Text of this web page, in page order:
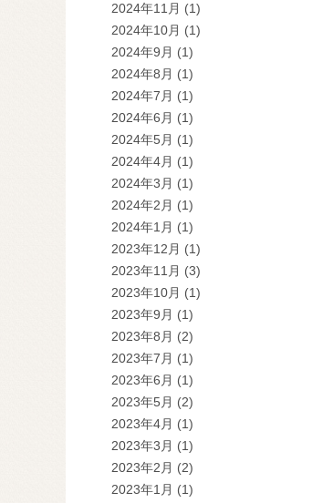
2024年11月 (1)
2024年10月 (1)
2024年9月 (1)
2024年8月 (1)
2024年7月 (1)
2024年6月 (1)
2024年5月 (1)
2024年4月 (1)
2024年3月 (1)
2024年2月 (1)
2024年1月 (1)
2023年12月 (1)
2023年11月 (3)
2023年10月 (1)
2023年9月 (1)
2023年8月 (2)
2023年7月 (1)
2023年6月 (1)
2023年5月 (2)
2023年4月 (1)
2023年3月 (1)
2023年2月 (2)
2023年1月 (1)